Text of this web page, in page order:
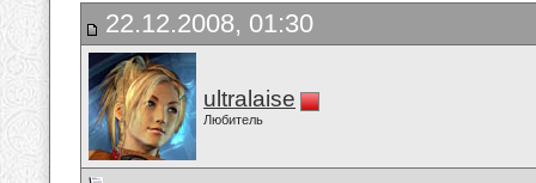
22.12.2008, 01:30
ultralaise
Любитель